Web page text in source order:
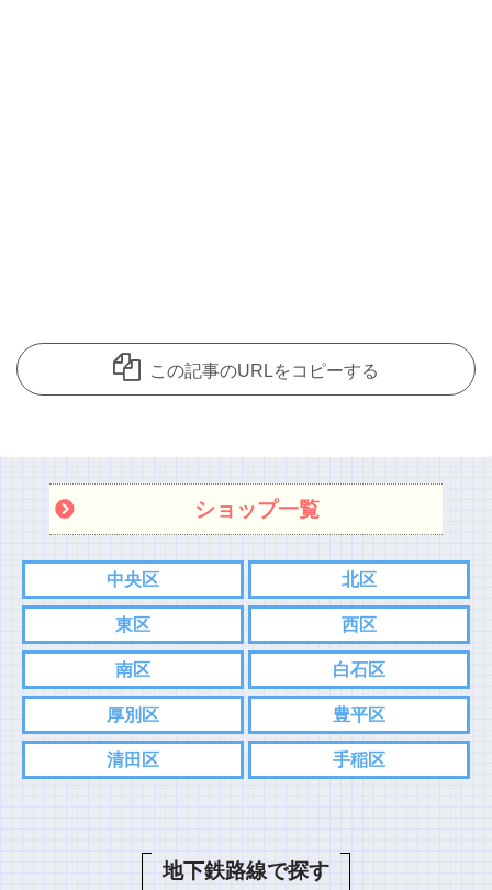
この記事のURLをコピーする
ショップ一覧
中央区 北区
東区 西区
南区 白石区
厚別区 豊平区
清田区 手稲区
地下鉄路線で探す